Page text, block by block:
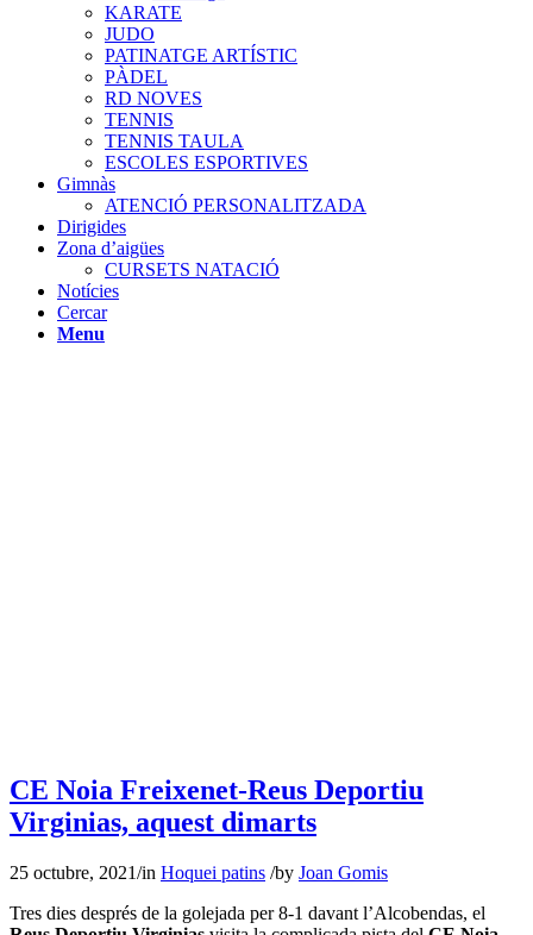
KARATE
JUDO
PATINATGE ARTÍSTIC
PÀDEL
RD NOVES
TENNIS
TENNIS TAULA
ESCOLES ESPORTIVES
Gimnàs
ATENCIÓ PERSONALITZADA
Dirigides
Zona d’aigües
CURSETS NATACIÓ
Notícies
Cercar
Menu
CE Noia Freixenet-Reus Deportiu
Virginias, aquest dimarts
25 octubre, 2021/in Hoquei patins /by Joan Gomis
Tres dies després de la golejada per 8-1 davant l’Alcobendas, el